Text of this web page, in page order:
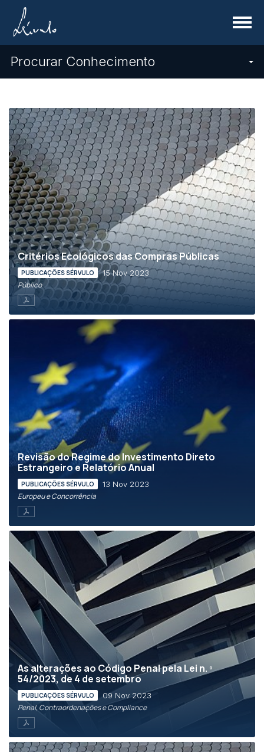
Menu
Procurar Conhecimento
Critérios Ecológicos das Compras Públicas
PUBLICAÇÕES SÉRVULO 15 Nov 2023
Público
Revisão do Regime do Investimento Direto
Estrangeiro e Relatório Anual
PUBLICAÇÕES SÉRVULO 13 Nov 2023
Europeu e Concorrência
As alterações ao Código Penal pela Lei n. º
54/2023, de 4 de setembro
PUBLICAÇÕES SÉRVULO 09 Nov 2023
Penal, Contraordenações e Compliance